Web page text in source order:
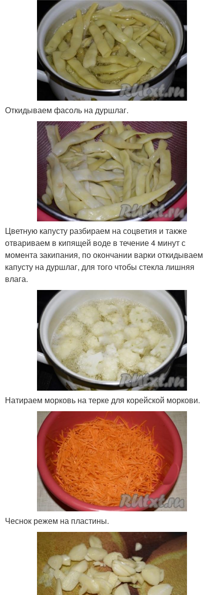
Откидываем фасоль на дуршлаг.
Цветную капусту разбираем на соцветия и также
отвариваем в кипящей воде в течение 4 минут с
момента закипания, по окончании варки откидываем
капусту на дуршлаг, для того чтобы стекла лишняя
влага.
Натираем морковь на терке для корейской моркови.
Чеснок режем на пластины.